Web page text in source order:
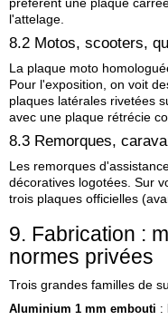
l'attelage.
8.2 Motos, scooters,
La plaque moto
Pour l'exposition, on voit
plaques latérales rivetées
avec une plaque rétrécie
8.3 Remorques,
Les remorques
décoratives logotées. Sur
trois plaques officielles
9. Fabrication :
normes privées
Trois grandes familles de
Aluminium 1 mm embouti :